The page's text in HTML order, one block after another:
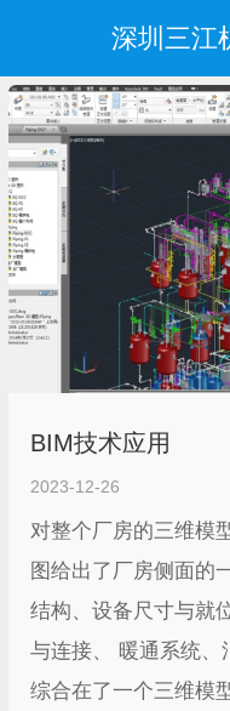
深圳三江
BIM技术应用
2023-12-26
对整个厂房的三维模
图给出了厂房侧面的
结构、设备尺寸与就
与连接、 暖通系统、
综合在了一个三维模